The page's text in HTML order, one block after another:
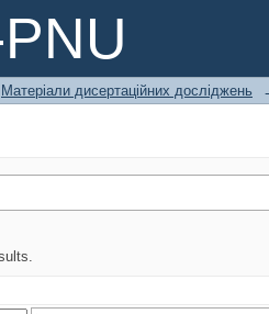
Матеріали дисертаційних досліджень